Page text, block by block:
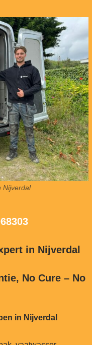
Nijverdal
in Nijverdal
No Cure – No
in Nijverdal